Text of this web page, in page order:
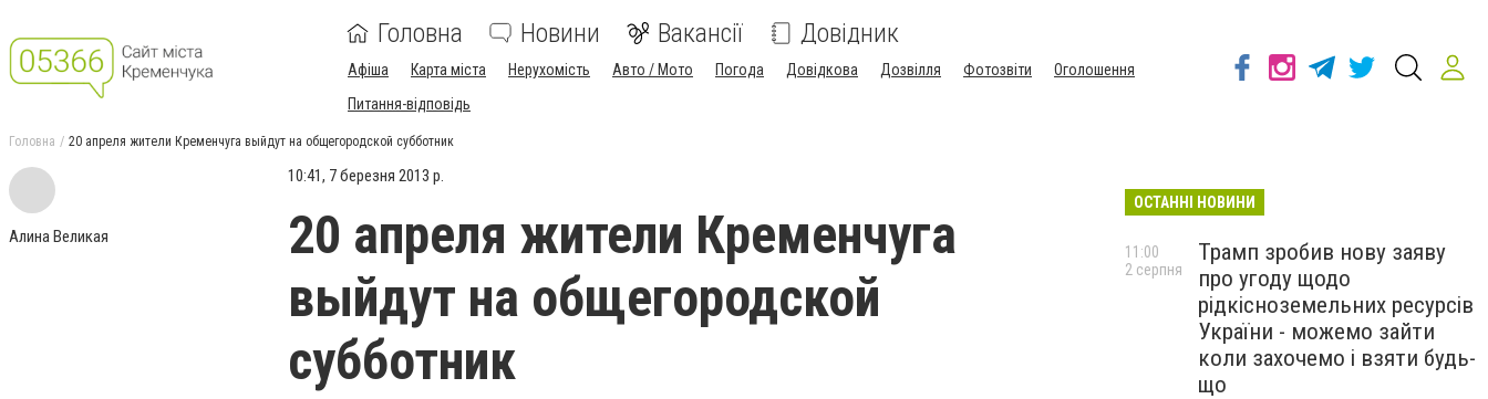
Головна Новини Вакансії Довідник
Афіша Карта міста Нерухомість Авто / Мото Погода Довідкова Дозвілля Фотозвіти
Оголошення
Питання-відповідь
Головна 20 апреля жители Кременчуга выйдут на общегородской субботник
Алина Великая
10:41, 7 березня 2013 р.
20 апреля жители Кременчуга
выйдут на общегородской
субботник
ОСТАННІ НОВИНИ
Трамп зробив нову заяву
про угоду щодо
рідкісноземельних ресурсів
України - можемо зайти
коли захочемо і взяти будь-
що
11:00
2 серпня